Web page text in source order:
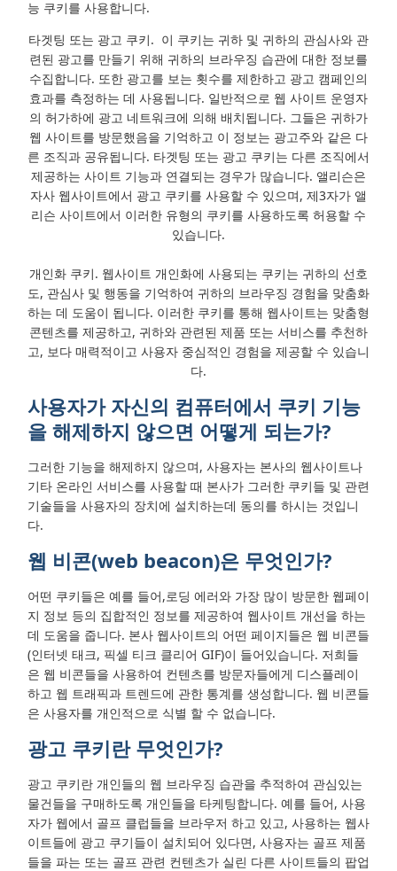
능 쿠키를 사용합니다.
타겟팅 또는 광고 쿠키. 이 쿠키는 귀하 및 귀하의 관심사와 관
련된 광고를 만들기 위해 귀하의 브라우징 습관에 대한 정보를
수집합니다. 또한 광고를 보는 횟수를 제한하고 광고 캠페인의
효과를 측정하는 데 사용됩니다. 일반적으로 웹 사이트 운영자
의 허가하에 광고 네트워크에 의해 배치됩니다. 그들은 귀하가
웹 사이트를 방문했음을 기억하고 이 정보는 광고주와 같은 다
른 조직과 공유됩니다. 타겟팅 또는 광고 쿠키는 다른 조직에서
제공하는 사이트 기능과 연결되는 경우가 많습니다. 앨리슨은
자사 웹사이트에서 광고 쿠키를 사용할 수 있으며, 제3자가 앨
리슨 사이트에서 이러한 유형의 쿠키를 사용하도록 허용할 수
있습니다.
개인화 쿠키. 웹사이트 개인화에 사용되는 쿠키는 귀하의 선호
도, 관심사 및 행동을 기억하여 귀하의 브라우징 경험을 맞춤화
하는 데 도움이 됩니다. 이러한 쿠키를 통해 웹사이트는 맞춤형
콘텐츠를 제공하고, 귀하와 관련된 제품 또는 서비스를 추천하
고, 보다 매력적이고 사용자 중심적인 경험을 제공할 수 있습니
다.
사용자가 자신의 컴퓨터에서 쿠키 기능
을 해제하지 않으면 어떻게 되는가?
그러한 기능을 해제하지 않으며, 사용자는 본사의 웹사이트나
기타 온라인 서비스를 사용할 때 본사가 그러한 쿠키들 및 관련
기술들을 사용자의 장치에 설치하는데 동의를 하시는 것입니
다.
웹 비콘(web beacon)은 무엇인가?
어떤 쿠키들은 예를 들어,로딩 에러와 가장 많이 방문한 웹페이
지 정보 등의 집합적인 정보를 제공하여 웹사이트 개선을 하는
데 도움을 줍니다. 본사 웹사이트의 어떤 페이지들은 웹 비콘들
(인터넷 태크, 픽셀 티크 클리어 GIF)이 들어있습니다. 저희들
은 웹 비콘들을 사용하여 컨텐츠를 방문자들에게 디스플레이
하고 웹 트래픽과 트렌드에 관한 통계를 생성합니다. 웹 비콘들
은 사용자를 개인적으로 식별 할 수 없습니다.
광고 쿠키란 무엇인가?
광고 쿠키란 개인들의 웹 브라우징 습관을 추적하여 관심있는
물건들을 구매하도록 개인들을 타케팅합니다. 예를 들어, 사용
자가 웹에서 골프 클럽들을 브라우저 하고 있고, 사용하는 웹사
이트들에 광고 쿠기들이 설치되어 있다면, 사용자는 골프 제품
들을 파는 또는 골프 관련 컨텐츠가 실린 다른 사이트들의 팝업